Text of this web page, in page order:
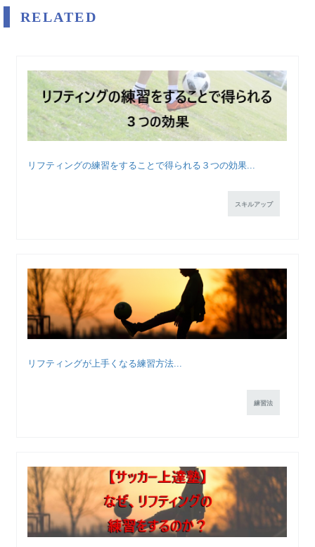
RELATED
リフティングの練習をすることで得られる３つの効果...
スキルアップ
リフティングが上手くなる練習方法...
練習法